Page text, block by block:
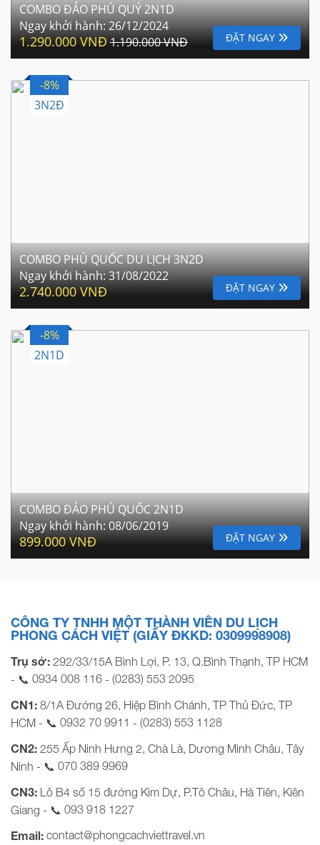
COMBO ĐẢO PHÚ QUÝ 2N1D
Ngay khởi hành:26/12/2024
1.290.000 VNĐ1.190.000 VNĐ ĐẶT NGAY
-8%
3N2Đ
COMBO PHÚ QUỐC DU LỊCH 3N2D
Ngay khởi hành:31/08/2022
2.740.000 VNĐ ĐẶT NGAY
-8%
2N1D
COMBO ĐẢO PHÚ QUỐC 2N1D
Ngay khởi hành:08/06/2019
899.000 VNĐ ĐẶT NGAY
CÔNG TY TNHH MỘT THÀNH VIÊN DU LỊCH
PHONG CÁCH VIỆT (GIẤY ĐKKD: 0309998908)
Trụ sở: 292/33/15A Bình Lợi, P. 13, Q.Bình Thạnh, TP HCM
- 📞 0934 008 116 - (0283) 553 2095
CN1: 8/1A Đường 26, Hiệp Bình Chánh, TP Thủ Đức, TP
HCM - 📞 0932 70 9911 - (0283) 553 1128
CN2: 255 Ấp Ninh Hưng 2, Chà Là, Dương Minh Châu, Tây
Ninh - 📞 070 389 9969
CN3: Lô B4 số 15 đường Kim Dự, P.Tô Châu, Hà Tiên, Kiên
Giang - 📞 093 918 1227
Email: contact@phongcachviettravel.vn